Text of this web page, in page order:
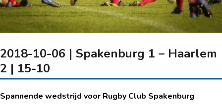
2018-10-06 | Spakenburg 1 – Haarlem
2 | 15-10
Spannende wedstrijd voor Rugby Club Spakenburg